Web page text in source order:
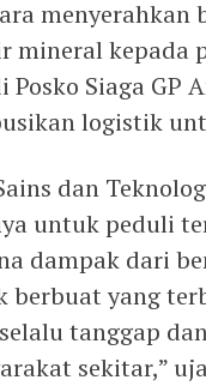
mineral kepada
Posko Siaga GP
logistik
dan
untuk peduli
dampak dari
berbuat yang
tanggap
sekitar,”